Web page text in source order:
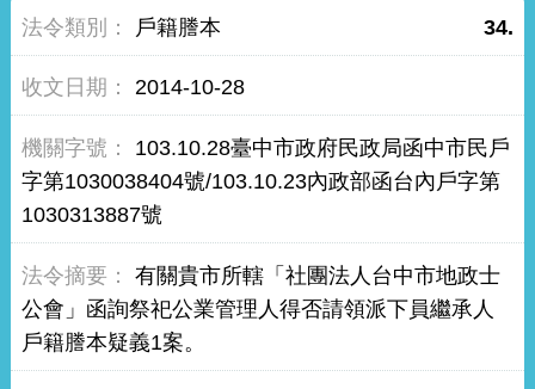
34.
戶籍謄本
2014-10-28
103.10.28臺中市政府民政局函中市民戶
字第1030038404號/103.10.23內政部函台內戶字第
1030313887號
有關貴市所轄「社團法人台中市地政士
公會」函詢祭祀公業管理人得否請領派下員繼承人
戶籍謄本疑義1案。